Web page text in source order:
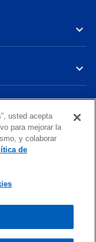
s
e
r
e
n
una sociedad chilena
la organización global
International Limited,
usted acepta
para mejorar la
y colaborar
de